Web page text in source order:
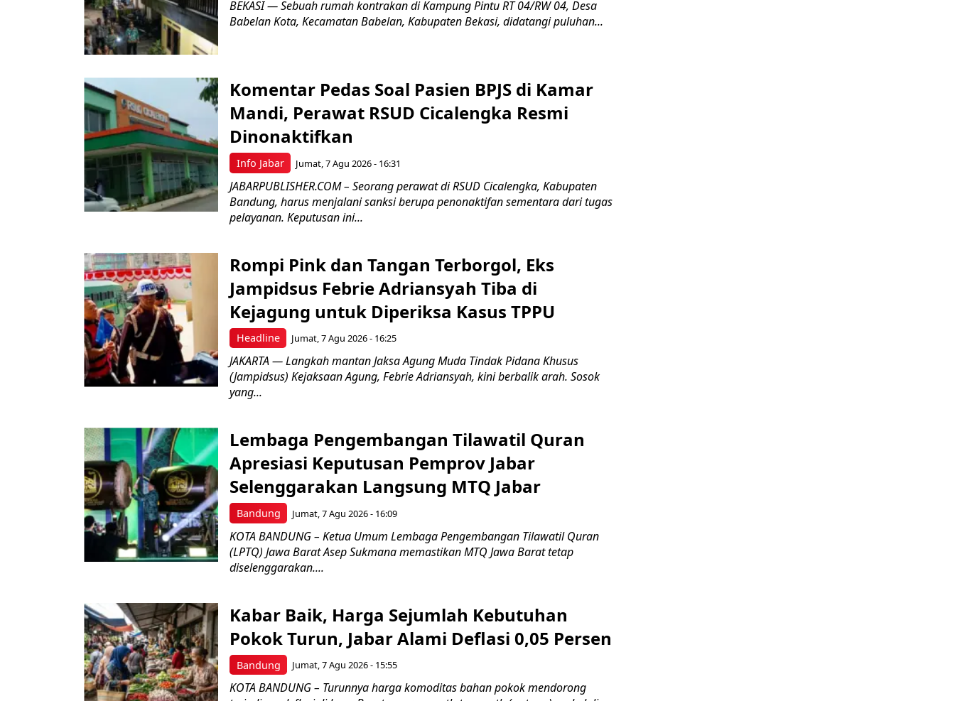
BEKASI — Sebuah rumah kontrakan di Kampung Pintu RT 04/RW 04, Desa
Babelan Kota, Kecamatan Babelan, Kabupaten Bekasi, didatangi puluhan...
Info Jabar
Komentar Pedas Soal Pasien BPJS di Kamar
Mandi, Perawat RSUD Cicalengka Resmi
Dinonaktifkan
Jumat, 7 Agu 2026 - 16:31
JABARPUBLISHER.COM – Seorang perawat di RSUD Cicalengka, Kabupaten
Bandung, harus menjalani sanksi berupa penonaktifan sementara dari tugas
pelayanan. Keputusan ini...
Headline
Rompi Pink dan Tangan Terborgol, Eks
Jampidsus Febrie Adriansyah Tiba di
Kejagung untuk Diperiksa Kasus TPPU
Jumat, 7 Agu 2026 - 16:25
JAKARTA — Langkah mantan Jaksa Agung Muda Tindak Pidana Khusus
(Jampidsus) Kejaksaan Agung, Febrie Adriansyah, kini berbalik arah. Sosok
yang...
Bandung
Lembaga Pengembangan Tilawatil Quran
Apresiasi Keputusan Pemprov Jabar
Selenggarakan Langsung MTQ Jabar
Jumat, 7 Agu 2026 - 16:09
KOTA BANDUNG – Ketua Umum Lembaga Pengembangan Tilawatil Quran
(LPTQ) Jawa Barat Asep Sukmana memastikan MTQ Jawa Barat tetap
diselenggarakan....
Bandung
Kabar Baik, Harga Sejumlah Kebutuhan
Pokok Turun, Jabar Alami Deflasi 0,05 Persen
Jumat, 7 Agu 2026 - 15:55
KOTA BANDUNG – Turunnya harga komoditas bahan pokok mendorong